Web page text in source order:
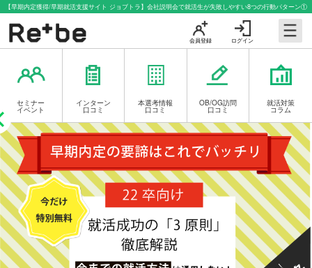
【早期内定獲得/早期就活支援サイト ジョブトラ】会社説明会で就活生が失敗しやすい8つの行動パターン①
ログイン
会員登録
セミナー
イベント
インターン
口コミ
本選考情報
口コミ
OB/OG訪問
口コミ
就活対策
コラム